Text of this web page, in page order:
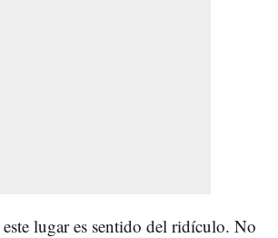
lugar es sentido del ridículo. No